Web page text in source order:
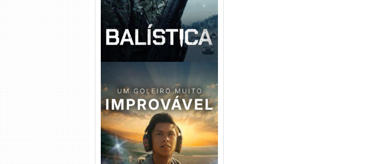
Um Goleiro Muito Improvável
Torrent (2026) WEB-DL 1080p
Dual Áudio